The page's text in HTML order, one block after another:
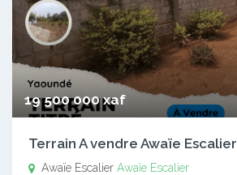
19 500 000 xaf
Terrain A vendre Awaïe Escalier
Awaïe Escalier Awaïe Escalier